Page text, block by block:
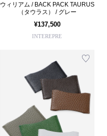
ウィリアム / BACK PACK TAURUS
（タウラス） / グレー
¥137,500
INTEREPRE